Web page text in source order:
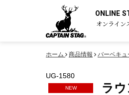
ONLINE
オンライン
ホーム 商品情報 バーベキュ
UG-1580
NEW ラ